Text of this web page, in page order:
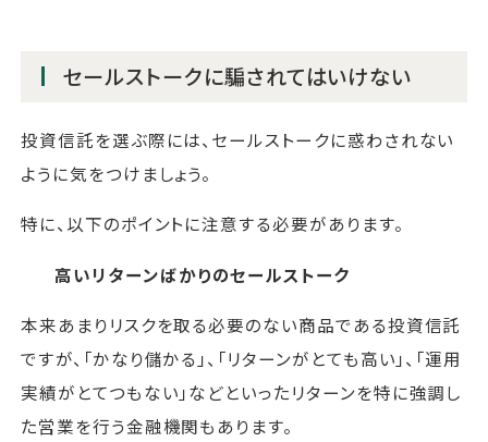
セールストークに騙されてはいけない
投資信託を選ぶ際には、セールストークに惑わされない
ように気をつけましょう。
特に、以下のポイントに注意する必要があります。
高いリターンばかりのセールストーク
本来あまりリスクを取る必要のない商品である投資信託
ですが、「かなり儲かる」、「リターンがとても高い」、「運用
実績がとてつもない」などといったリターンを特に強調し
た営業を行う金融機関もあります。